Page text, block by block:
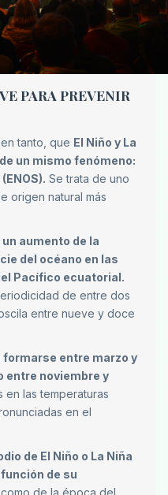
PARA PREVENIR
tanto, que El Niño y La
un mismo fenómeno:
Se trata de uno
origen natural más
aumento de la
del océano en las
Pacífico ecuatorial.
de entre dos
entre nueve y doce
formarse entre marzo y
entre noviembre y
en las temperaturas
en el
de El Niño o La Niña
de su